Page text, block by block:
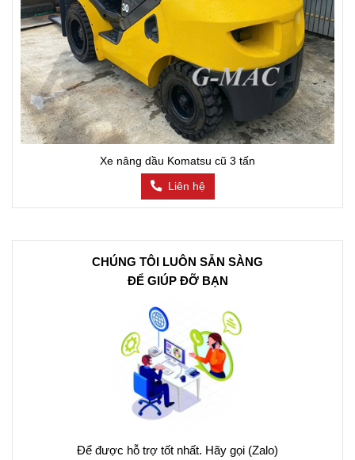
Xe nâng dầu Komatsu cũ 3 tấn
Liên hệ
CHÚNG TÔI LUÔN SẴN SÀNG
ĐỂ GIÚP ĐỠ BẠN
Để được hỗ trợ tốt nhất. Hãy gọi (Zalo)